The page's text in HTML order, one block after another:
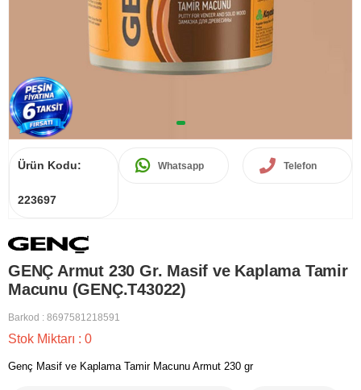
Ürün Kodu:
223697
Whatsapp Telefon
GENÇ Armut 230 Gr. Masif ve Kaplama Tamir
Macunu (GENÇ.T43022)
Barkod : 8697581218591
Stok Miktarı : 0
Genç Masif ve Kaplama Tamir Macunu Armut 230 gr